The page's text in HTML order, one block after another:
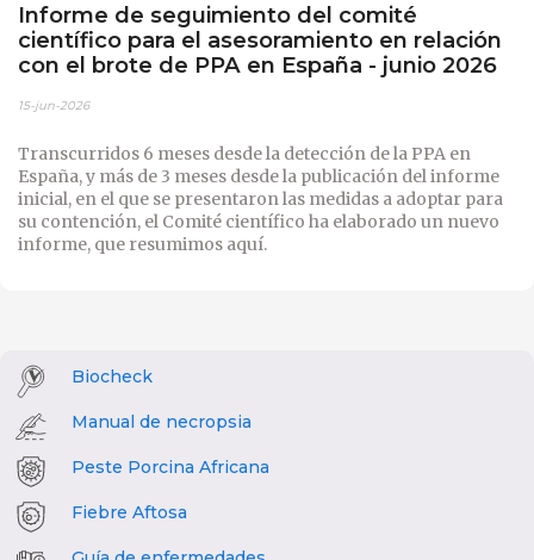
Informe de seguimiento del comité
científico para el asesoramiento en relación
con el brote de PPA en España - junio 2026
15-jun-2026
Transcurridos 6 meses desde la detección de la PPA en
España, y más de 3 meses desde la publicación del informe
inicial, en el que se presentaron las medidas a adoptar para
su contención, el Comité científico ha elaborado un nuevo
informe, que resumimos aquí.
Biocheck
Manual de necropsia
Peste Porcina Africana
Fiebre Aftosa